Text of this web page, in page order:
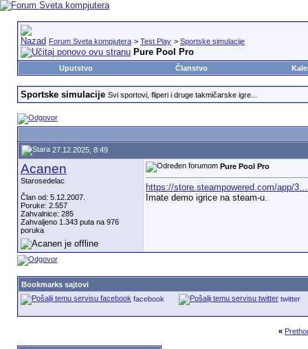
Forum Sveta kompjutera > Test Play > Sportske simulacije
Pure Pool Pro
Uputstvo Članstvo
Sportske simulacije Svi sportovi, fliperi i druge takmičarske igre...
27.12.2025, 8:49
Acanen
Starosedelac
Član od: 5.12.2007.
Poruke: 2.557
Zahvalnice: 285
Zahvaljeno 1.343 puta na 976
poruka
Pure Pool Pro
https://store.steampowered.com/app/
Imate demo igrice na steam-u.
Bookmarks sajtovi
facebook
twitter
«